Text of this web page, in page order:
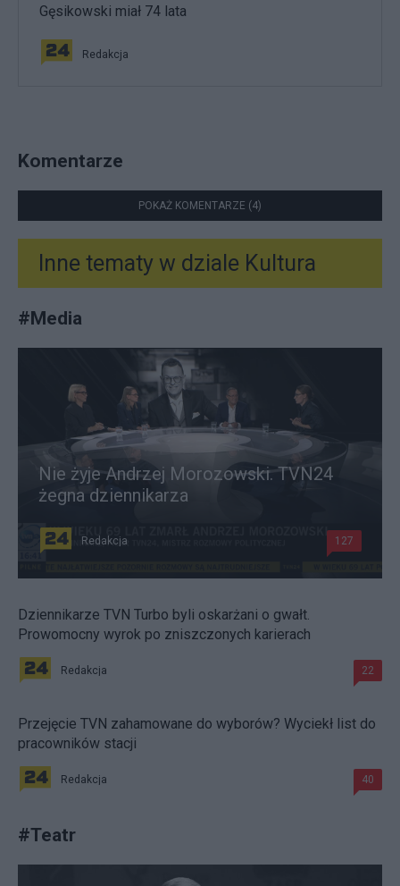
Gęsikowski miał 74 lata
Redakcja
Komentarze
POKAŻ KOMENTARZE (4)
Inne tematy w dziale Kultura
#Media
Nie żyje Andrzej Morozowski. TVN24
żegna dziennikarza
Redakcja 127
Dziennikarze TVN Turbo byli oskarżani o gwałt.
Prowomocny wyrok po zniszczonych karierach
Redakcja 22
Przejęcie TVN zahamowane do wyborów? Wyciekł list do
pracowników stacji
Redakcja 40
#Teatr